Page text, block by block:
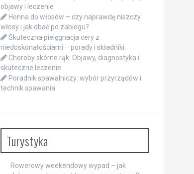
objawy i leczenie
Henna do włosów – czy naprawdę niszczy
włosy i jak dbać po zabiegu?
Skuteczna pielęgnacja cery z
niedoskonałościami – porady i składniki
Choroby skórne rąk: Objawy, diagnostyka i
skuteczne leczenie
Poradnik spawalniczy: wybór przyrządów i
technik spawania
Turystyka
Rowerowy weekendowy wypad – jak